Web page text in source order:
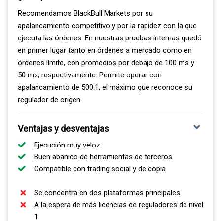
VER PEPPERSTONE REVIEW
VISITAR PEPPERSTONE
Recomendamos BlackBull Markets por su
apalancamiento competitivo y por la rapidez con la que
ejecuta las órdenes. En nuestras pruebas internas quedó
en primer lugar tanto en órdenes a mercado como en
órdenes límite, con promedios por debajo de 100 ms y
50 ms, respectivamente. Permite operar con
apalancamiento de 500:1, el máximo que reconoce su
regulador de origen.
Ventajas y desventajas
Ejecución muy veloz
Buen abanico de herramientas de terceros
Compatible con trading social y de copia
Se concentra en dos plataformas principales
A la espera de más licencias de reguladores de nivel
1